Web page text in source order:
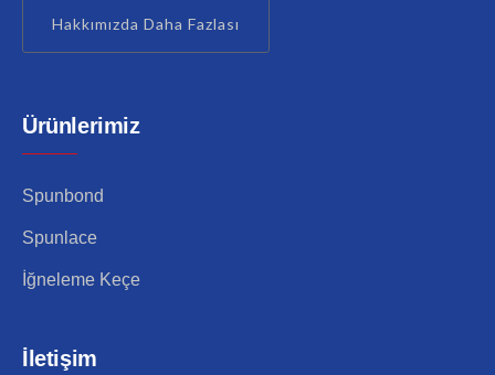
Hakkımızda Daha Fazlası
Ürünlerimiz
Spunbond
Spunlace
İğneleme Keçe
İletişim